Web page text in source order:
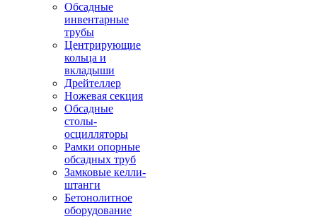
Обсадные
инвентарные
трубы
Центрирующие
кольца и
вкладыши
Дрейтеллер
Ножевая секция
Обсадные
столы-
осцилляторы
Рамки опорные
обсадных труб
Замковые келли-
штанги
Бетонолитное
оборудование